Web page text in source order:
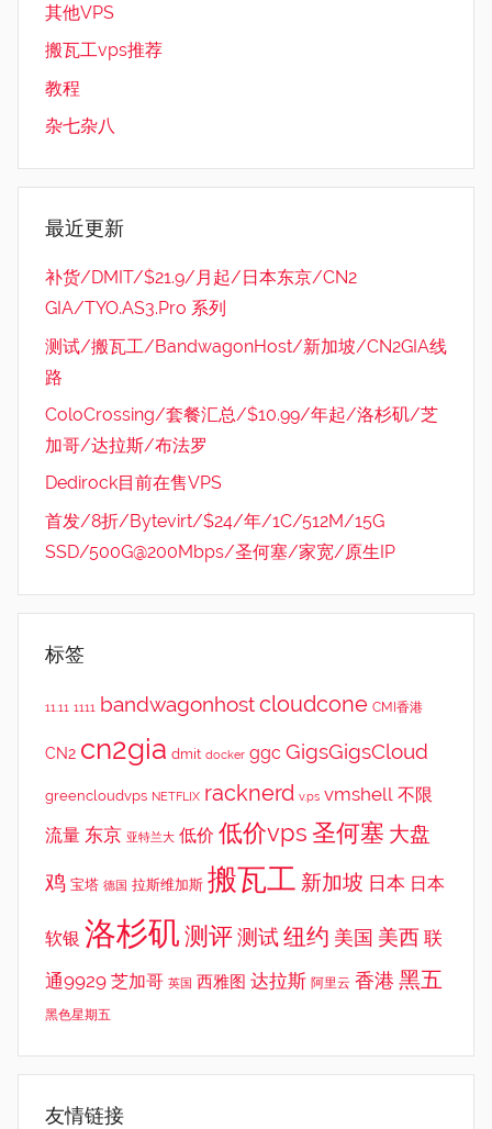
其他VPS
搬瓦工vps推荐
教程
杂七杂八
最近更新
补货/DMIT/$21.9/月起/日本东京/CN2
GIA/TYO.AS3.Pro 系列
测试/搬瓦工/BandwagonHost/新加坡/CN2GIA线
路
ColoCrossing/套餐汇总/$10.99/年起/洛杉矶/芝
加哥/达拉斯/布法罗
Dedirock目前在售VPS
首发/8折/Bytevirt/$24/年/1C/512M/15G
SSD/500G@200Mbps/圣何塞/家宽/原生IP
标签
11.11 1111 bandwagonhostcloudcone CMI香港
CN2 cn2gia dmit docker ggc GigsGigsCloud
greencloudvps NETFLIX racknerd v.ps vmshell 不限
流量 东京 亚特兰大 低价 低价vps 圣何塞 大盘
鸡 宝塔 德国 拉斯维加斯 搬瓦工 新加坡 日本 日本
软银 洛杉矶 测评测试纽约 美国 美西 联
通9929 芝加哥 英国 西雅图 达拉斯 阿里云 香港 黑五
黑色星期五
友情链接